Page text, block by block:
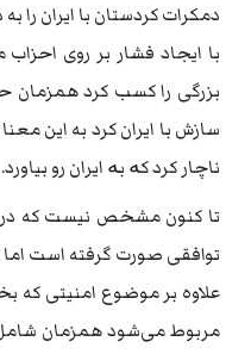
دمکرات کردستان با ایران را
با ایجاد فشار بر روی
بزرگی را کسب کرد همزمان
سازش با ایران کرد به این
ناچار کرد کە بە ایران رو بیاورد.
تا کنون مشخص نیست که در
توافقی صورت گرفته است
علاوه بر موضوع امنیتی که
مربوط می‌شود همزمان